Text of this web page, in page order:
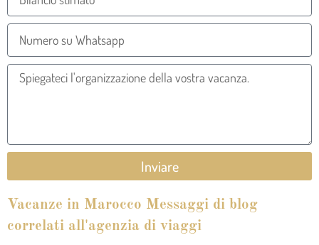
Inviare
Vacanze in Marocco Messaggi di blog
correlati all'agenzia di viaggi